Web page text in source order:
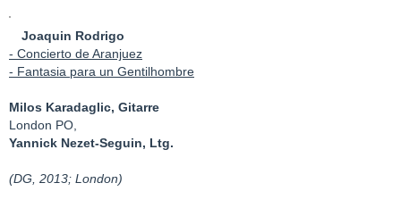
Joaquin Rodrigo
- Concierto de Aranjuez
- Fantasia para un Gentilhombre
Milos Karadaglic, Gitarre
London PO,
Yannick Nezet-Seguin, Ltg.
(DG, 2013; London)